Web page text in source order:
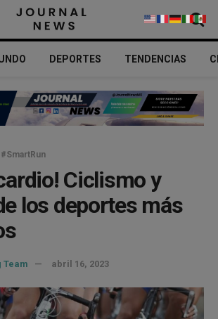
DEPORTES TENDENCIAS
#SmartRun
Ciclismo y
los deportes más
Team abril 16, 2023